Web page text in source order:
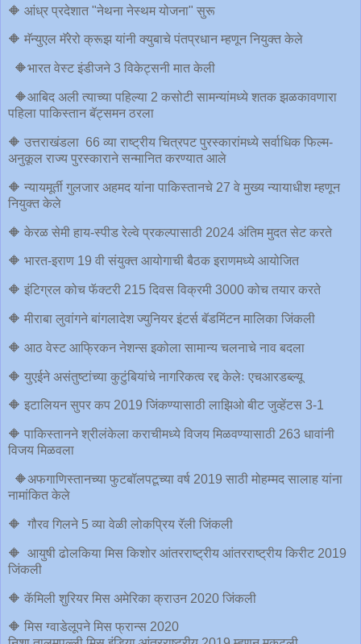
🔶 आंध्र प्रदेशात "नेथना नेस्थम योजना" सुरू
🔶 मॅन्युएल मॅरेरो क्रूझ यांनी क्युबाचे पंतप्रधान म्हणून नियुक्त केले
🔶भारत वेस्ट इंडीजने 3 विकेट्सनी मात केली
🔶आबिद अली त्याच्या पहिल्या 2 कसोटी सामन्यांमध्ये शतक झळकावणारा
पहिला पाकिस्तान बॅट्समन ठरला
🔶 उत्तराखंडला 66 व्या राष्ट्रीय चित्रपट पुरस्कारांमध्ये सर्वाधिक फिल्म-
अनुकूल राज्य पुरस्काराने सन्मानित करण्यात आले
🔶 न्यायमूर्ती गुलजार अहमद यांना पाकिस्तानचे 27 वे मुख्य न्यायाधीश म्हणून
नियुक्त केले
🔶 केरळ सेमी हाय-स्पीड रेल्वे प्रकल्पासाठी 2024 अंतिम मुदत सेट करते
🔶 भारत-इराण 19 वी संयुक्त आयोगाची बैठक इराणमध्ये आयोजित
🔶 इंटिग्रल कोच फॅक्टरी 215 दिवस विक्रमी 3000 कोच तयार करते
🔶 मीराबा लुवांगने बांगलादेश ज्युनियर इंटर्स बॅडमिंटन मालिका जिंकली
🔶 आठ वेस्ट आफ्रिकन नेशन्स इकोला सामान्य चलनाचे नाव बदला
🔶 युएईने असंतुष्टांच्या कुटुंबियांचे नागरिकत्व रद्द केलेः एचआरडब्ल्यू
🔶 इटालियन सुपर कप 2019 जिंकण्यासाठी लाझिओ बीट जुव्हेंटस 3-1
🔶 पाकिस्तानने श्रीलंकेला कराचीमध्ये विजय मिळवण्यासाठी 263 धावांनी
विजय मिळवला
🔶अफगाणिस्तानच्या फुटबॉलपटूच्या वर्ष 2019 साठी मोहम्मद सालाह यांना
नामांकित केले
🔶 गौरव गिलने 5 व्या वेळी लोकप्रिय रॅली जिंकली
🔶 आयुषी ढोलकिया मिस किशोर आंतरराष्ट्रीय आंतरराष्ट्रीय किरीट 2019
जिंकली
🔶 कॅमिली शुरियर मिस अमेरिका क्राउन 2020 जिंकली
🔶 मिस ग्वाडेलूपने मिस फ्रान्स 2020